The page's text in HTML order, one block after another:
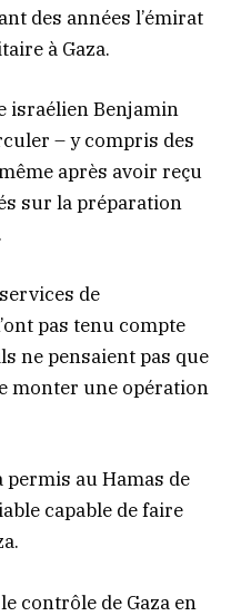
des années l’émirat
à Gaza.
israélien Benjamin
– y compris des
après avoir reçu
sur la préparation
de
pas tenu compte
ne pensaient pas que
monter une opération
permis au Hamas de
capable de faire
contrôle de Gaza en